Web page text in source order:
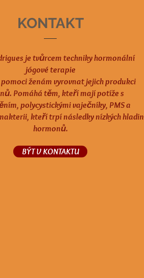
KONTAKT
je tvůrcem techniky hormonální
jógové terapie
pomoci ženám vyrovnat jejich produkci
Pomáhá těm, kteří mají potíže s
polycystickými vaječníky, PMS a
kteří trpí následky nízkých hladin
hormonů.
BÝT V KONTAKTU